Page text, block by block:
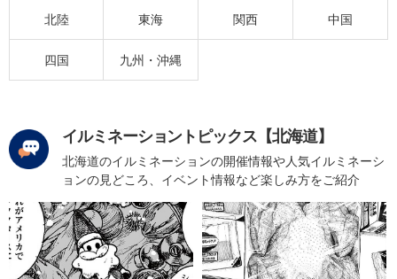
北陸 東海 関西 中国
四国 九州・沖縄
イルミネーショントピックス【北海道】
北海道のイルミネーションの開催情報や人気イルミネーシ
ョンの見どころ、イベント情報など楽しみ方をご紹介